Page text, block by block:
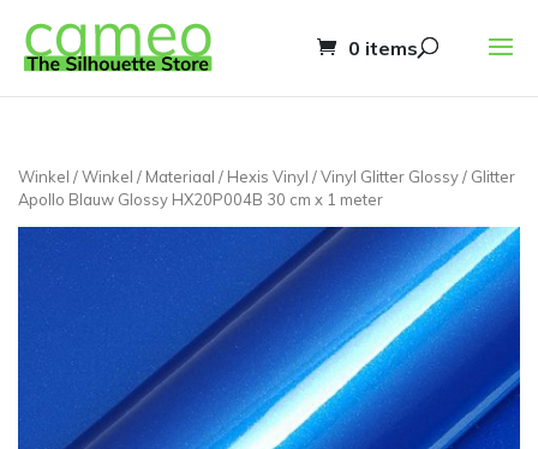
0 items
Winkel /Winkel / Materiaal / Hexis Vinyl /Vinyl Glitter Glossy/ Glitter
Apollo Blauw Glossy HX20P004B 30 cm x 1 meter